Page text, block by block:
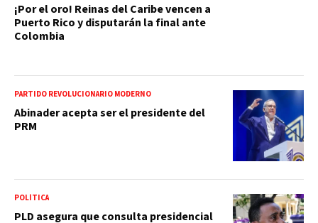
¡Por el oro! Reinas del Caribe vencen a
Puerto Rico y disputarán la final ante
Colombia
PARTIDO REVOLUCIONARIO MODERNO
Abinader acepta ser el presidente del
PRM
POLÍTICA
PLD asegura que consulta presidencial